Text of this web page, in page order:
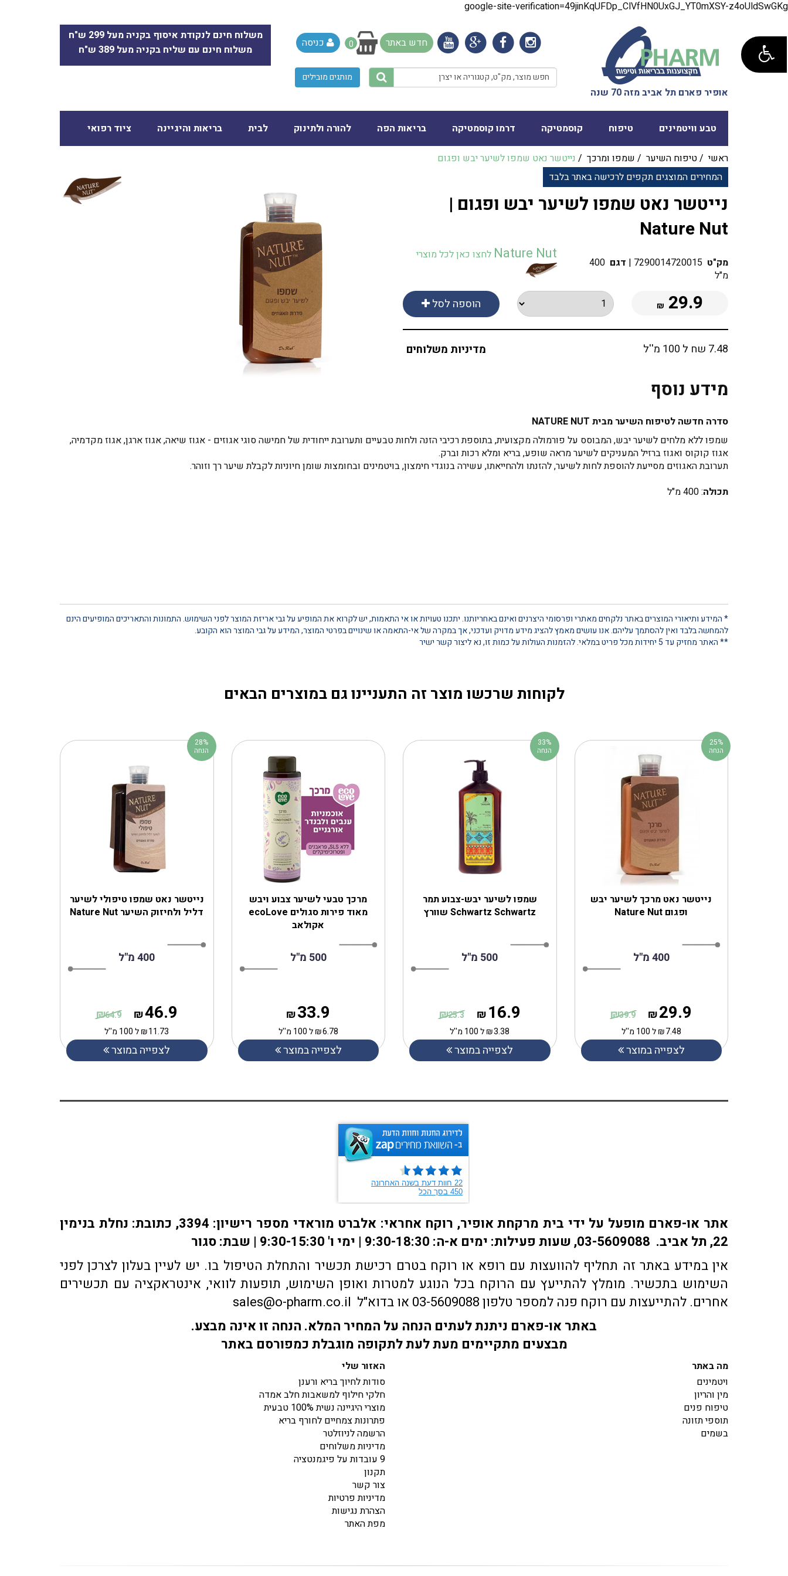
google-site-verification=49jinKqUFDp_ClVfHN0UxGJ_YT0mXSY-z4oUldSwGKg
משלוח חינם לנקודת איסוף בקניה מעל 299 ש"ח
משלוח חינם עם שליח בקניה מעל 389 ש"ח
חדש באתר 0 כניסה
מותגים מובילים
אופיר פארם תל אביב מזה 70 שנה
טבע וויטמינים טיפוח קוסמטיקה דרמו קוסמטיקה בריאות הפה להורה ולתינוק לבית בריאות והיגיינה ציוד רפואי
ראשי /טיפוח השיער / שמפו ומרכך / נייטשר נאט שמפו לשיער יבש ופגום
המחירים המוצגים תקפים לרכישה באתר בלבד
נייטשר נאט שמפו לשיער יבש ופגום |
Nature Nut
Nature Nut לחצו כאן לכל מוצרי
מק"ט 7290014720015
| דגם 400
מ"ל
הוספה לסל 29.9
₪
7.48 שח ל 100 מ''ל מדיניות משלוחים
מידע נוסף
סדרה חדשה לטיפוח השיער מבית NATURE NUT
שמפו ללא מלחים לשיער יבש, המבוסס על פורמולה מקצועית, בתוספת רכיבי הזנה ולחות טבעיים ותערובת ייחודית של חמישה סוגי אגוזים - אגוז שיאה, אגוז ארגן, אגוז מקדמיה,
אגוז קוקוס ואגוז ברזיל המעניקים לשיער מראה שופע, בריא ומלא רכות וברק.
תערובת האגוזים מסייעת להוספת לחות לשיער, להזנתו ולהחייאתו, עשירה בנוגדי חימצון, בויטמינים ובחומצות שומן חיוניות לקבלת שיער רך וזוהר.
תכולה: 400 מ"ל
* המידע ותיאורי המוצרים באתר נלקחים מאתרי ופרסומי היצרנים ואינם באחריותנו. יתכנו טעויות או אי התאמות, יש לקרוא את המופיע על גבי אריזת המוצר לפני השימוש. התמונות והתאריכים המופיעים הינם
להמחשה בלבד ואין להסתמך עליהם. אנו עושים מאמץ להציג מידע מדויק ועדכני, אך במקרה של אי-התאמה או שינויים בפרטי המוצר, המידע על גבי המוצר הוא הקובע.
** האתר מחזיק עד 5 יחידות מכל פריט במלאי. להזמנות העולות על כמות זו, נא ליצור קשר ישיר
לקוחות שרכשו מוצר זה התעניינו גם במוצרים הבאים
נייטשר נאט שמפו טיפולי לשיער
דליל ולחיזוק השיער Nature Nut
400 מ"ל
46.9
₪
64.9
₪
11.73
₪ל 100 מ''ל
לצפייה במוצר
28%
הנחה
מרכך טבעי לשיער צבוע ויבש
מאוד פירות סגולים ecoLove
אקולאב
500 מ"ל
33.9
₪
6.78
₪ל 100 מ''ל
לצפייה במוצר
שמפו לשיער יבש-צבוע תמר
Schwartz Schwartz שוורץ
500 מ"ל
16.9
₪
25.3
₪
3.38
₪ל 100 מ''ל
לצפייה במוצר
33%
הנחה
נייטשר נאט מרכך לשיער יבש
ופגום Nature Nut
400 מ"ל
29.9
₪
39.9
₪
7.48
₪ל 100 מ''ל
לצפייה במוצר
25%
הנחה
אתר או-פארם מופעל על ידי בית מרקחת אופיר, רוקח אחראי: אלברט מוראדי מספר רישיון: 3394, כתובת: ​נחלת בנימין
22, תל אביב. 03-5609088, שעות פעילות: ימים א-ה: 9:30-18:30 | ימי ו' 9:30-15:30 | שבת: סגור
אין במידע באתר זה תחליף להוועצות עם רופא או רוקח בטרם רכישת תכשיר והתחלת הטיפול בו. יש לעיין בעלון לצרכן לפני
השימוש בתכשיר. מומלץ להתייעץ עם הרוקח בכל הנוגע למטרות ואופן השימוש, תופעות לוואי, אינטראקציה עם תכשירים
אחרים. להתייעצות עם רוקח פנה למספר טלפון 03-5609088 או בדוא"ל sales@o-pharm.co.il
באתר או-פארם ניתנת לעתים הנחה על המחיר המלא. הנחה זו אינה מבצע.
מבצעים מתקיימים מעת לעת לתקופה מוגבלת כמפורסם באתר
האזור שלי
סודות לחיוך בריא ורענן
חלקי חילוף למשאבות חלב אמדה
מוצרי היגיינה נשית 100% טבעית
פתרונות צמחיים לחורף בריא
הרשמה לניוזלטר
מדיניות משלוחים
9 עובדות על פיגמנטציה
תקנון
צור קשר
מדיניות פרטיות
הצהרת נגישות
מפת האתר
מה באתר
ויטמינים
מין והריון
טיפוח פנים
תוספי תזונה
בשמים